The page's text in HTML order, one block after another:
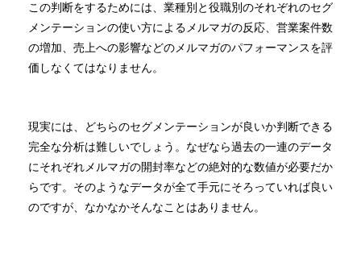
この判断をするためには、業種別と役職別のそれぞれのセグ
メンテーションの使い方によるメルマガの反応、営業案件数
の増加、売上への影響などのメルマガのパフォーマンスを評
価しなくてはなりません。
現実には、どちらのセグメンテーションが良いか判断できる
完全な分析は難しいでしょう。なぜなら過去の一連のデータ
にそれぞれメルマガの開封率などの絶対的な数値が必要だか
らです。そのようなデータが全て手元にそろっていれば良い
のですが、なかなかそんなことはありません。